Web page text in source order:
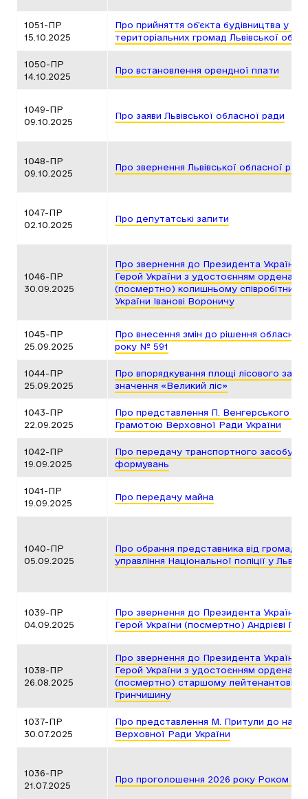
1051-ПР
15.10.2025
Про прийняття об’єкта будівництва у
територіальних громад Львівської
1050-ПР
14.10.2025
Про встановлення орендної плати
1049-ПР
09.10.2025
Про заяви Львівської обласної ради
1048-ПР
09.10.2025
Про звернення Львівської обласної ради
1047-ПР
02.10.2025
Про депутатські запити
1046-ПР
30.09.2025
Про звернення до Президента України
Герой України з удостоєнням ордена
(посмертно) колишньому
України Іванові Вороничу
1045-ПР
25.09.2025
Про внесення змін до рішення обласної
року № 591
1044-ПР
25.09.2025
Про впорядкування площі лісового
значення «Великий ліс»
1043-ПР
22.09.2025
Про представлення П. Венгерського
Грамотою Верховної Ради України
1042-ПР
19.09.2025
Про передачу транспортного засобу
формувань
1041-ПР
19.09.2025
Про передачу майна
1040-ПР
05.09.2025
Про обрання представника від
управління Національної поліції у
1039-ПР
04.09.2025
Про звернення до Президента України
Герой України (посмертно) Андрієві
1038-ПР
26.08.2025
Про звернення до Президента України
Герой України з удостоєнням ордена
(посмертно) старшому лейтенантові
Гринчишину
1037-ПР
30.07.2025
Про представлення М. Притули до
Верховної Ради України
1036-ПР
21.07.2025
Про проголошення 2026 року Роком